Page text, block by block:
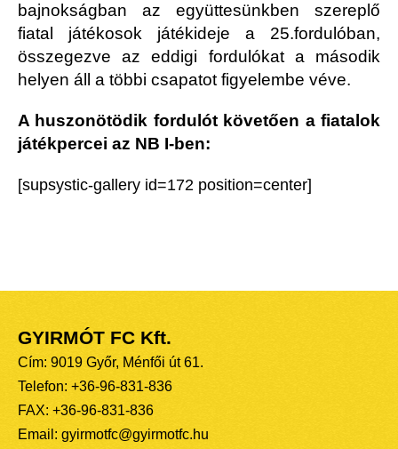
bajnokságban az együttesünkben szereplő
fiatal játékosok játékideje a 25.fordulóban,
összegezve az eddigi fordulókat a második
helyen áll a többi csapatot figyelembe véve.
A huszonötödik fordulót követően a fiatalok
játékpercei az NB I-ben:
[supsystic-gallery id=172 position=center]
GYIRMÓT FC Kft.
Cím: 9019 Győr, Ménfői út 61.
Telefon: +36-96-831-836
FAX: +36-96-831-836
Email: gyirmotfc@gyirmotfc.hu